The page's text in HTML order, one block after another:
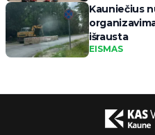
Kauniečius
išrausta
EISMAS